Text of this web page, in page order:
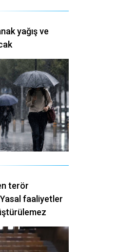
yağış ve
terör
Yasal faaliyetler